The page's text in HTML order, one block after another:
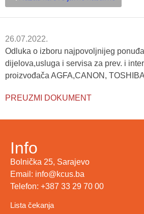
26.07.2022.
Odluka o izboru najpovoljnijeg
dijelova,usluga i servisa za prev. i
proizvođača AGFA,CANON,
PREUZMI DOKUMENT
Info
Bolnička 25, Sarajevo
Email: info@kcus.ba
Telefon: +387 33 29 70 00
Lista čekanja